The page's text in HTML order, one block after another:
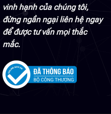
vinh hạnh của chúng tôi,
đừng ngần ngại liên hệ ngay
để được tư vấn mọi thắc
mắc.